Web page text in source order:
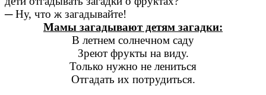
─ Ну, что ж загадывайте!
Мамы загадывают детям загадки:
В летнем солнечном саду
Зреют фрукты на виду.
Только нужно не лениться
Отгадать их потрудиться.